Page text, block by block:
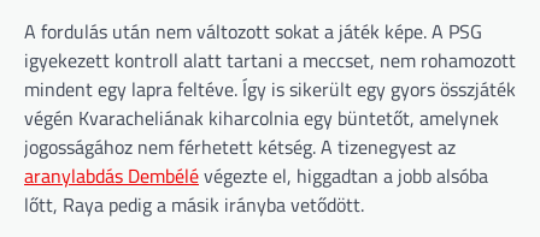
A fordulás után nem változott sokat a játék képe. A PSG
igyekezett kontroll alatt tartani a meccset, nem rohamozott
mindent egy lapra feltéve. Így is sikerült egy gyors összjáték
végén Kvaracheliának kiharcolnia egy büntetőt, amelynek
jogosságához nem férhetett kétség. A tizenegyest az
aranylabdás Dembélévégezte el, higgadtan a jobb alsóba
lőtt, Raya pedig a másik irányba vetődött.